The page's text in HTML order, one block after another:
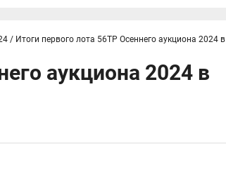
/ Итоги первого лота 56TP Осеннего аукциона 2024 в
аукциона 2024 в